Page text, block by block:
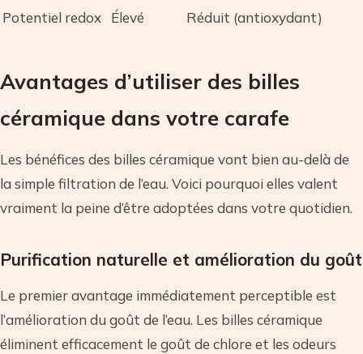
Potentiel redox Élevé Réduit (antioxydant)
Avantages d’utiliser des billes
céramique dans votre carafe
Les bénéfices des billes céramique vont bien au-delà de
la simple filtration de l’eau. Voici pourquoi elles valent
vraiment la peine d’être adoptées dans votre quotidien.
Purification naturelle et amélioration du goût
Le premier avantage immédiatement perceptible est
l’amélioration du goût de l’eau. Les billes céramique
éliminent efficacement le goût de chlore et les odeurs